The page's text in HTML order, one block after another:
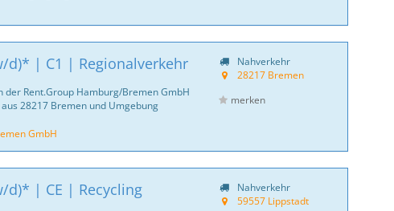
d)* | C1 | Regionalverkehr
der Rent.Group Hamburg/Bremen GmbH
28217 Bremen und Umgebung
GmbH
Nahverkehr
28217 Bremen
merken
d)* | CE | Recycling
Nahverkehr
59557 Lippstadt